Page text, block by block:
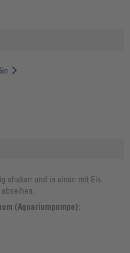
shaken und in einen mit Eis
(Aquariumpumpe):